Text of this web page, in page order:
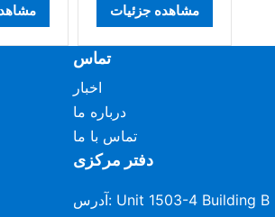
مشاهده جزئیات مشاهده جزئیات
تماس
اخبار
درباره ما
تماس با ما
دفتر مرکزی
آدرس: Unit 1503-4 Building B